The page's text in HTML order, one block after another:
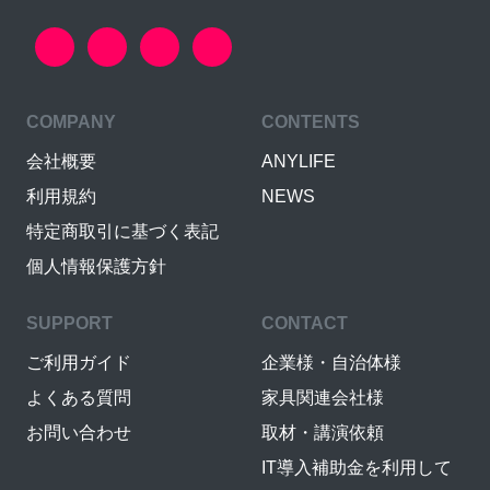
COMPANY
会社概要
利用規約
特定商取引に基づく表記
個人情報保護方針
CONTENTS
ANYLIFE
NEWS
SUPPORT
ご利用ガイド
よくある質問
お問い合わせ
CONTACT
企業様・自治体様
家具関連会社様
取材・講演依頼
IT導入補助金を利用して